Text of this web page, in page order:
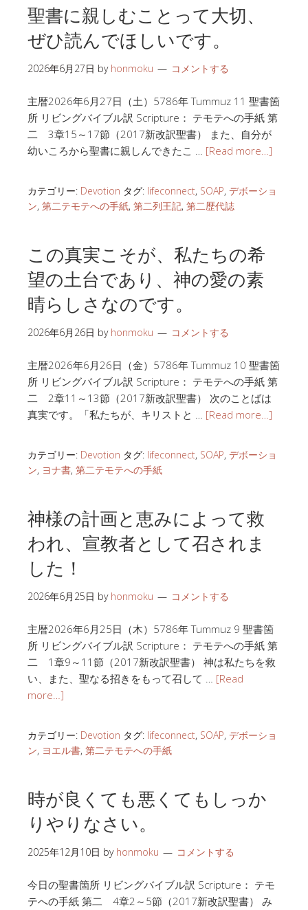
聖書に親しむことって大切、
ぜひ読んでほしいです。
2026年6月27日 by honmoku コメントする
主暦2026年6月27日（土）5786年 Tummuz 11 聖書箇
所 リビングバイブル訳 Scripture： テモテへの手紙 第
二 3章15～17節（2017新改訳聖書） また、自分が
幼いころから聖書に親しんできたこ … [Read more…]
カテゴリー: Devotion タグ: lifeconnect, SOAP, デボーショ
ン, 第二テモテへの手紙, 第二列王記, 第二歴代誌
この真実こそが、私たちの希
望の土台であり、神の愛の素
晴らしさなのです。
2026年6月26日 by honmoku コメントする
主暦2026年6月26日（金）5786年 Tummuz 10 聖書箇
所 リビングバイブル訳 Scripture： テモテへの手紙 第
二 2章11～13節（2017新改訳聖書） 次のことばは
真実です。「私たちが、キリストと … [Read more…]
カテゴリー: Devotion タグ: lifeconnect, SOAP, デボーショ
ン, ヨナ書, 第二テモテへの手紙
神様の計画と恵みによって救
われ、宣教者として召されま
した！
2026年6月25日 by honmoku コメントする
主暦2026年6月25日（木）5786年 Tummuz 9 聖書箇
所 リビングバイブル訳 Scripture： テモテへの手紙 第
二 1章9～11節（2017新改訳聖書） 神は私たちを救
い、また、聖なる招きをもって召して … [Read
more…]
カテゴリー: Devotion タグ: lifeconnect, SOAP, デボーショ
ン, ヨエル書, 第二テモテへの手紙
時が良くても悪くてもしっか
りやりなさい。
2025年12月10日 by honmoku コメントする
今日の聖書箇所 リビングバイブル訳 Scripture： テモ
テへの手紙 第二 4章2～5節（2017新改訳聖書） み